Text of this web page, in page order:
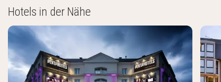
Hotels in der Nähe